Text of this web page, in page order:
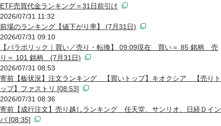
ETF売買代金ランキング＝31日前引け
2026/07/31 11:32
前場のランキング【値下がり率】 (7月31日)
2026/07/31 09:10
【パラボリック｜買い／売り・転換】 09:09現在 買い＝ 85 銘柄 売
り＝ 101 銘柄 (7月31日)
2026/07/31 08:53
寄前【板状況】注文ランキング 【買いトップ】キオクシア 【売りト
ップ】ファストリ [08:53]
2026/07/31 08:36
寄前【成行注文】売り越しランキング 任天堂、サンリオ、日経Ｄイン
バ [08:35]